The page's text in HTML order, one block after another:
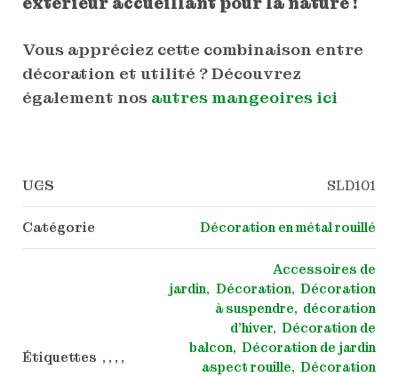
Vous appréciez cette combinaison entre
décoration et utilité ? Découvrez
également nos autres mangeoires ici
UGS SLD101
Catégorie Décoration en métal rouillé
Étiquettes , , , ,
Accessoires de
jardin
Décoration Décoration
à suspendre
décoration
d'hiver Décoration de
balcon Décoration de jardin
aspect rouille
Décoration